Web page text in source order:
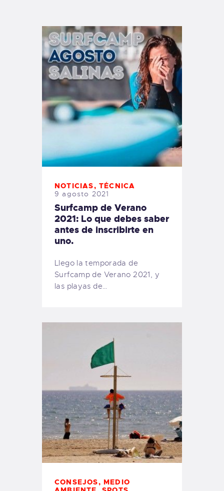
PEDIDOS
NOTICIAS,TÉCNICA
9 agosto 2021
Surfcamp de Verano
2021: Lo que debes saber
antes de inscribirte en
uno.
Llego la temporada de
Surfcamp de Verano 2021, y
las playas de…
CONSEJOS, MEDIO